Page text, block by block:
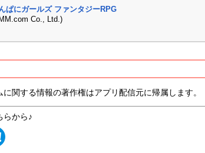
ぱにガールズ ファンタジーRPG
Co., Ltd.)
関する情報の著作権はアプリ配信元に帰属します。
らから♪